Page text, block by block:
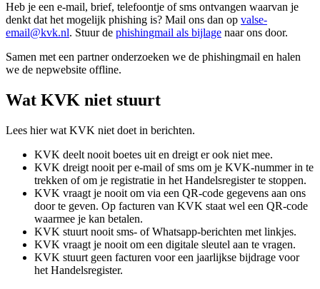
Heb je een e-mail, brief, telefoontje of sms ontvangen waarvan je
denkt dat het mogelijk phishing is? Mail ons dan op valse-
email@kvk.nl. Stuur de phishingmail als bijlage naar ons door.
Samen met een partner onderzoeken we de phishingmail en halen
we de nepwebsite offline.
Wat KVK niet stuurt
Lees hier wat KVK niet doet in berichten.
KVK deelt nooit boetes uit en dreigt er ook niet mee.
KVK dreigt nooit per e-mail of sms om je KVK-nummer in te
trekken of om je registratie in het Handelsregister te stoppen.
KVK vraagt je nooit om via een QR-code gegevens aan ons
door te geven. Op facturen van KVK staat wel een QR-code
waarmee je kan betalen.
KVK stuurt nooit sms- of Whatsapp-berichten met linkjes.
KVK vraagt je nooit om een digitale sleutel aan te vragen.
KVK stuurt geen facturen voor een jaarlijkse bijdrage voor
het Handelsregister.